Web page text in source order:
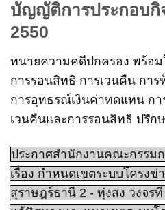
บัญญัติการประกอบกิ
2550
ทนายความคดีปกครอง พร้อ
การรอนสิทธิ การเวนคืน การ
การอุทธรณ์เงินค่าทดแทน กา
เวนคืนและการรอนสิทธิ ปรึก
ประกาศสำนักงานคณะกรรม
เรื่อง กำหนดเขตระบบโครง
สุราษฎร์ธานี 2 - ทุ่งสง วงจร